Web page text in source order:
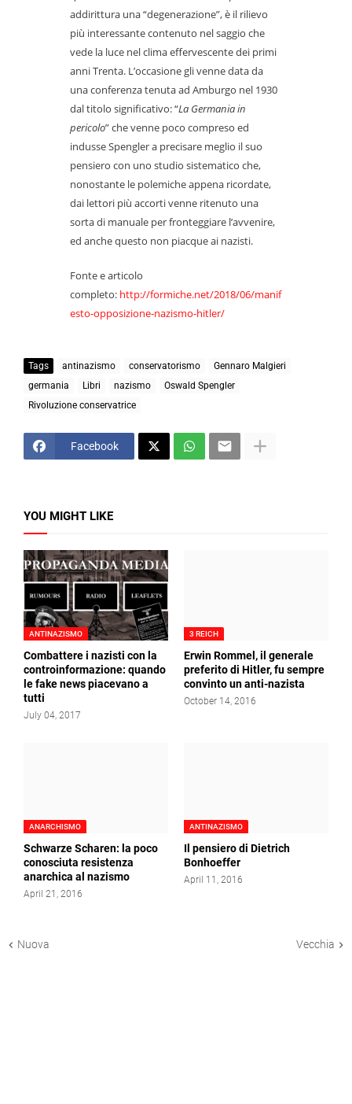
addirittura una “degenerazione”, è il rilievo
più interessante contenuto nel saggio che
vede la luce nel clima effervescente dei primi
anni Trenta. L’occasione gli venne data da
una conferenza tenuta ad Amburgo nel 1930
dal titolo significativo: “La Germania in
pericolo” che venne poco compreso ed
indusse Spengler a precisare meglio il suo
pensiero con uno studio sistematico che,
nonostante le polemiche appena ricordate,
dai lettori più accorti venne ritenuto una
sorta di manuale per fronteggiare l’avvenire,
ed anche questo non piacque ai nazisti.
Fonte e articolo
completo: http://formiche.net/2018/06/manif
esto-opposizione-nazismo-hitler/
Tags antinazismo conservatorismo
Gennaro Malgieri
germania
Libri nazismo
Oswald Spengler
Rivoluzione conservatrice
Facebook
YOU MIGHT LIKE
ANTINAZISMO
Combattere i nazisti con la
controinformazione: quando
le fake news piacevano a
tutti
July 04, 2017
3 REICH
Erwin Rommel, il generale
preferito di Hitler, fu sempre
convinto un anti-nazista
October 14, 2016
ANARCHISMO
Schwarze Scharen: la poco
conosciuta resistenza
anarchica al nazismo
April 21, 2016
ANTINAZISMO
Il pensiero di Dietrich
Bonhoeffer
April 11, 2016
Nuova Vecchia